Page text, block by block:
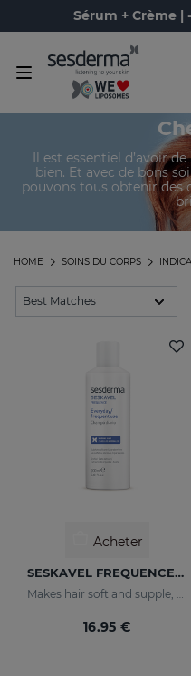
Sérum + Crème |
Il est essentiel d’avoir
bien. Et avec de bons
pouvons tous obtenir des
SOINS DU CORPS
HOME
Acheter
SESKAVEL FREQUENCE Shampooing Fréquence
Makes hair soft and supple, protecting it from oxidative damage and external agents.
16.95 €